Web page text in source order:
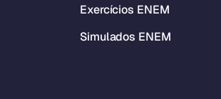
Exercícios ENEM
Simulados ENEM